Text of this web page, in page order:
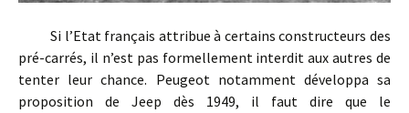
Si l’Etat français attribue à certains constructeurs des
pré-carrés, il n’est pas formellement interdit aux autres de
tenter leur chance. Peugeot notamment développa sa
proposition de Jeep dès 1949, il faut dire que le